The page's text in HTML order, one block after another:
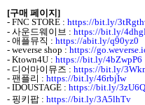
[구매 페이지]
- FNC STORE : https://bit.ly/
- 사운드웨이브 : https://bit.ly/
- 애플뮤직 : https://abit.ly/q90yz0
- weverse shop :https://
- Ktown4U : https://bit.ly/4bZwpP6
- 디어마이뮤즈 : https://bit.ly/
- 팬플리 : https://bit.ly/46rbjIw
- IDOUSTAGE : https://bit.ly/
- 핑키팝 : https://bit.ly/3A5lhTv